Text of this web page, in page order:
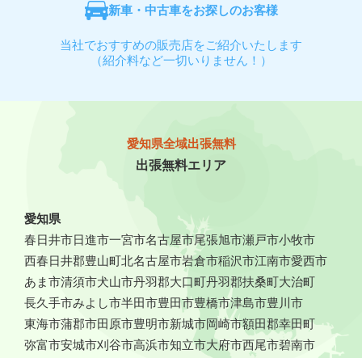
新車・中古車をお探しのお客様
当社でおすすめの販売店をご紹介いたします
（紹介料など一切いりません！）
愛知県全域出張無料
出張無料エリア
愛知県
春日井市日進市一宮市名古屋市尾張旭市瀬戸市小牧市
西春日井郡豊山町北名古屋市岩倉市稲沢市江南市愛西市
あま市清須市犬山市丹羽郡大口町丹羽郡扶桑町大治町
長久手市みよし市半田市豊田市豊橋市津島市豊川市
東海市蒲郡市田原市豊明市新城市岡崎市額田郡幸田町
弥富市安城市刈谷市高浜市知立市大府市西尾市碧南市